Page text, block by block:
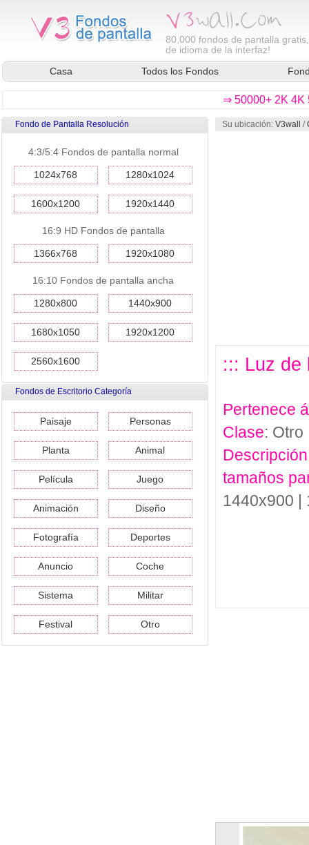
80,000 fondos de pantalla
de idioma de la interfaz!
Casa
Todos los Fondos
⇒ 50000+ 2K 4K
Fondo de Pantalla Resolución
4:3/5:4 Fondos de pantalla normal
1024x768 1280x1024
1600x1200 1920x1440
16:9 HD Fondos de pantalla
1366x768 1920x1080
16:10 Fondos de pantalla ancha
1280x800 1440x900
1680x1050 1920x1200
2560x1600
Fondos de Escritorio Categoría
Paisaje Personas
Planta Animal
Película Juego
Animación Diseño
Fotografía Deportes
Anuncio Coche
Sistema Militar
Festival Otro
Su ubicación: V3wall /
::: Luz de
Pertenece
Clase: Otro
Descripción
tamaños
1440x900 |